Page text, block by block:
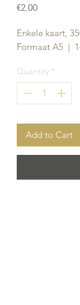
€2.00Price
Enkele kaart,
Formaat A5 |
Quantity *
Add to Cart